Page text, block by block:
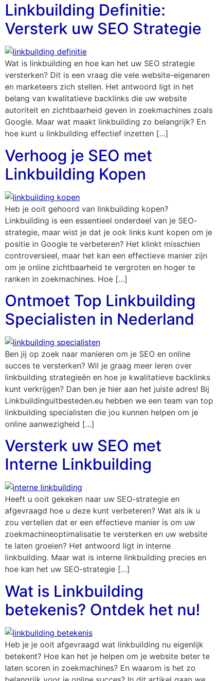
Linkbuilding Definitie:
Versterk uw SEO Strategie
Wat is linkbuilding en hoe kan het uw SEO strategie
versterken? Dit is een vraag die vele website-eigenaren
en marketeers zich stellen. Het antwoord ligt in het
belang van kwalitatieve backlinks die uw website
autoriteit en zichtbaarheid geven in zoekmachines zoals
Google. Maar wat maakt linkbuilding zo belangrijk? En
hoe kunt u linkbuilding effectief inzetten […]
Verhoog je SEO met
Linkbuilding Kopen
Heb je ooit gehoord van linkbuilding kopen?
Linkbuilding is een essentieel onderdeel van je SEO-
strategie, maar wist je dat je ook links kunt kopen om je
positie in Google te verbeteren? Het klinkt misschien
controversieel, maar het kan een effectieve manier zijn
om je online zichtbaarheid te vergroten en hoger te
ranken in zoekmachines. Hoe […]
Ontmoet Top Linkbuilding
Specialisten in Nederland
Ben jij op zoek naar manieren om je SEO en online
succes te versterken? Wil je graag meer leren over
linkbuilding strategieën en hoe je kwalitatieve backlinks
kunt verkrijgen? Dan ben je hier aan het juiste adres! Bij
Linkbuildinguitbesteden.eu hebben we een team van top
linkbuilding specialisten die jou kunnen helpen om je
online aanwezigheid […]
Versterk uw SEO met
Interne Linkbuilding
Heeft u ooit gekeken naar uw SEO-strategie en
afgevraagd hoe u deze kunt verbeteren? Wat als ik u
zou vertellen dat er een effectieve manier is om uw
zoekmachineoptimalisatie te versterken en uw website
te laten groeien? Het antwoord ligt in interne
linkbuilding. Maar wat is interne linkbuilding precies en
hoe kan het uw SEO-strategie […]
Wat is Linkbuilding
betekenis? Ontdek het nu!
Heb je je ooit afgevraagd wat linkbuilding nu eigenlijk
betekent? Hoe kan het je helpen om je website beter te
laten scoren in zoekmachines? En waarom is het zo